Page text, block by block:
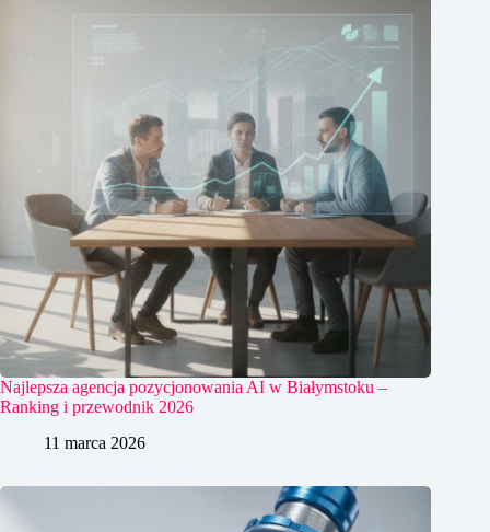
Najlepsza agencja pozycjonowania AI w Białymstoku –
Ranking i przewodnik 2026
11 marca 2026